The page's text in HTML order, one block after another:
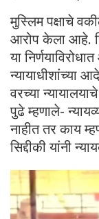
मुस्लिम पक्षाचे
आरोप केला आहे.
या
न्यायाधीशांच्या
वरच्या
पुढे म्हणाले-
नाहीत तर काय
सिद्दीकी यांनी